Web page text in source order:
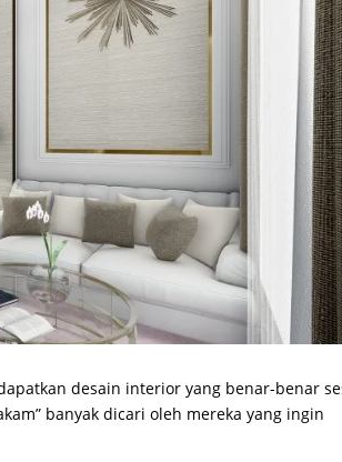
desain interior yang benar-benar
banyak dicari oleh mereka yang ingin